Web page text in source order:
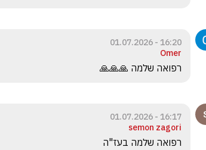
16:20 - 01.07.2026
Omer
רפואה שלמה 🙏🙏🙏
16:17 - 01.07.2026
semon zagori
רפואה שלמה בעז"ה